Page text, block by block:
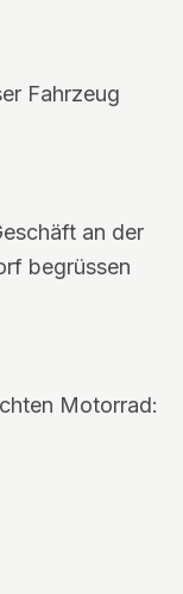
Fahrzeug
an der
begrüssen
Motorrad: